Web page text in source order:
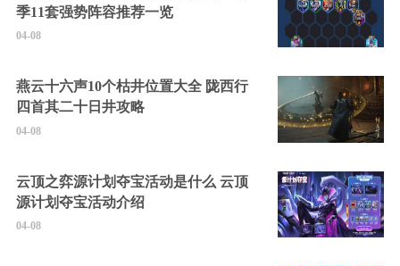
季11套强势阵容推荐一览
04-08
燕云十六声10个枯井位置大全 陇西行
四首其二十日井攻略
04-08
云顶之弈源计划夺宝活动是什么 云顶
源计划夺宝活动介绍
04-08